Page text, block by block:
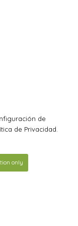
de
de Privacidad.
only